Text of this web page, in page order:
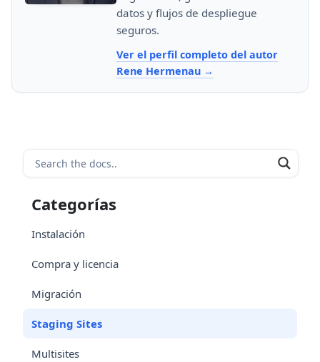
datos y flujos de despliegue
seguros.
Ver el perfil completo del autor
Rene Hermenau
Categorías
Instalación
Compra y licencia
Migración
Staging Sites
Multisites